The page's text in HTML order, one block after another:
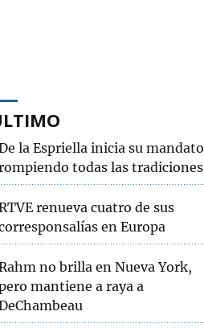
la Espriella inicia su mandato
todas las tradiciones
renueva cuatro de sus
en Europa
no brilla en Nueva York,
mantiene a raya a